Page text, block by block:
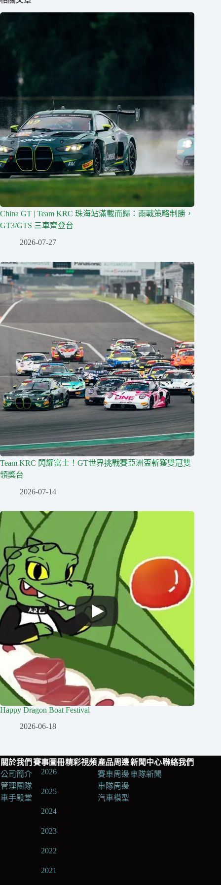
China GT | Team KRC 珠海站滿載而歸：雨戰策略制勝，
GT3/GTS 三車齊登台
2026-07-27
Team KRC 閃耀富士！GT世界挑戰賽亞洲盃斬獲雙冠雙
領獎台
2026-07-14
Happy Dragon Boat Festival
2026-06-18
關於我們
公司簡介
管理團隊
車手殿堂
賽事圖冊
2026
2025
2024
2023
2022
2021
精彩視頻產品周邊
賽車周邊
車隊周邊
汽車模型
新聞中心
車隊新聞
聯絡我們